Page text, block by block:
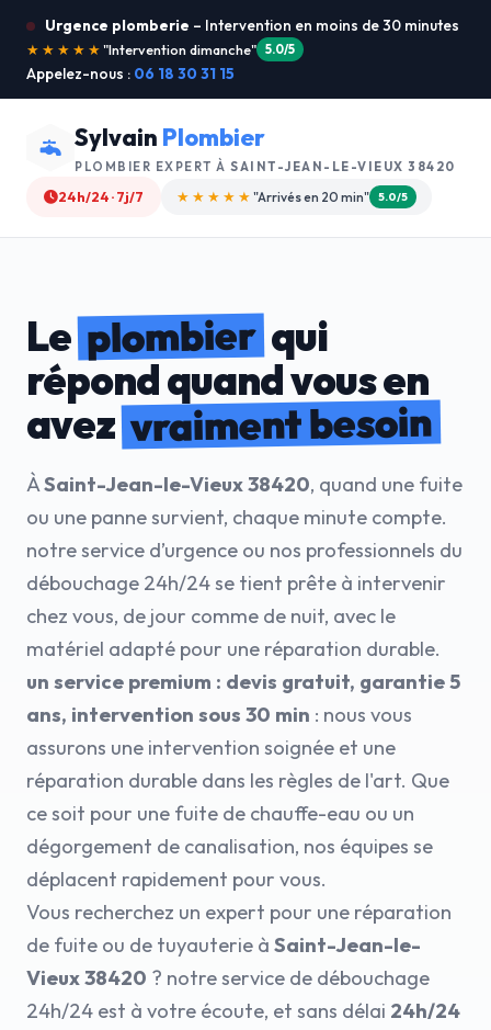
Urgence plomberie – Intervention en moins de 30 minutes
★★★★★"Je recommande !" 4.9/5
Appelez-nous : 06 18 30 31 15
Sylvain Plombier
PLOMBIER EXPERT À SAINT-JEAN-LE-VIEUX 38420
24h/24 · 7j/7 ★★★★☆ "Devis gratuit" 4.8/5
Leplombierqui
répond quand vous en
avezvraiment besoin
ÀSaint-Jean-le-Vieux 38420, quand une fuite
ou une panne survient, chaque minute compte.
notre service d’urgence ou nos professionnels du
débouchage 24h/24 se tient prête à intervenir
chez vous, de jour comme de nuit, avec le
matériel adapté pour une réparation durable.
un service premium : devis gratuit, garantie 5
ans, intervention sous 30 min : nous vous
assurons une intervention soignée et une
réparation durable dans les règles de l'art. Que
ce soit pour une fuite de chauffe-eau ou un
dégorgement de canalisation, nos équipes se
déplacent rapidement pour vous.
Vous recherchez un expert pour une réparation
de fuite ou de tuyauterie à Saint-Jean-le-
Vieux 38420 ? notre service de débouchage
24h/24 est à votre écoute, et sans délai 24h/24